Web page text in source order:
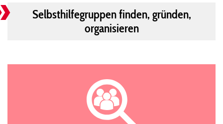
Selbsthilfegruppen finden, gründen,
organisieren